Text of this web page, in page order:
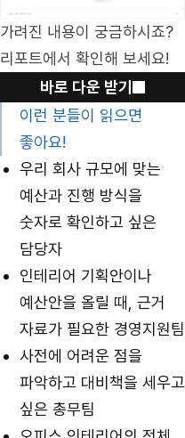
가려진 내용이 궁금하시죠?
리포트에서 확인해 보세요!
바로 다운 받기
이런 분들이 읽으면
좋아요!
우리 회사 규모에 맞는
예산과 진행 방식을
숫자로 확인하고 싶은
담당자
인테리어 기획안이나
예산안을 올릴 때, 근거
자료가 필요한 경영지원팀
사전에 어려운 점을
파악하고 대비책을 세우고
싶은 총무팀